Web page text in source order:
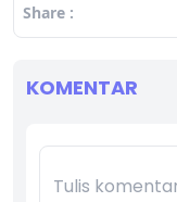
Share :
KOMENTAR